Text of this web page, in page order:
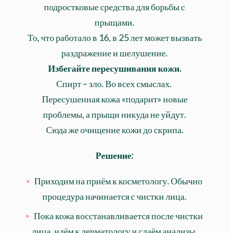
подростковые средства для борьбы с
прыщами.
То, что работало в 16, в 25 лет может вызвать
раздражение и шелушение.
Избегайте пересушивания кожи.
Спирт – зло. Во всех смыслах.
Пересушенная кожа «подарит» новые
проблемы, а прыщи никуда не уйдут.
Сюда же очищение кожи до скрипа.
Решение:
Приходим на приём к косметологу. Обычно
процедура начинается с чистки лица.
Пока кожа восстанавливается после чистки